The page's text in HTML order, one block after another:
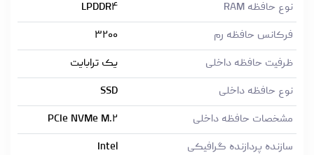
نوع حافظه RAM
LPDDR۴
فرکانس حافظه رم
۳۲۰۰
ظرفیت حافظه داخلی
یک ترابایت
نوع حافظه داخلی
SSD
مشخصات حافظه داخلی
PCIe NVMe M.۲
سازنده پردازنده گرافیکی
Intel